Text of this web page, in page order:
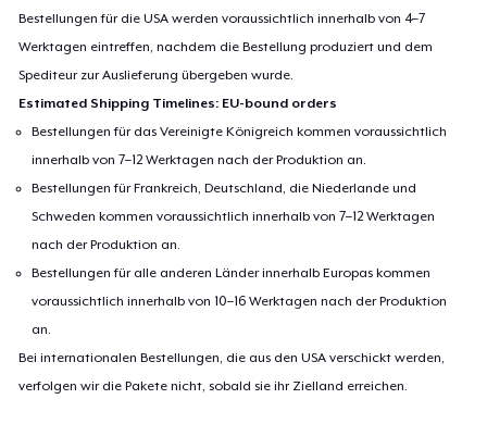
Bestellungen für die USA werden voraussichtlich innerhalb von 4–7
Werktagen eintreffen, nachdem die Bestellung produziert und dem
Spediteur zur Auslieferung übergeben wurde.
Estimated Shipping Timelines: EU-bound orders
Bestellungen für das Vereinigte Königreich kommen voraussichtlich
innerhalb von 7–12 Werktagen nach der Produktion an.
Bestellungen für Frankreich, Deutschland, die Niederlande und
Schweden kommen voraussichtlich innerhalb von 7–12 Werktagen
nach der Produktion an.
Bestellungen für alle anderen Länder innerhalb Europas kommen
voraussichtlich innerhalb von 10–16 Werktagen nach der Produktion
an.
Bei internationalen Bestellungen, die aus den USA verschickt werden,
verfolgen wir die Pakete nicht, sobald sie ihr Zielland erreichen.